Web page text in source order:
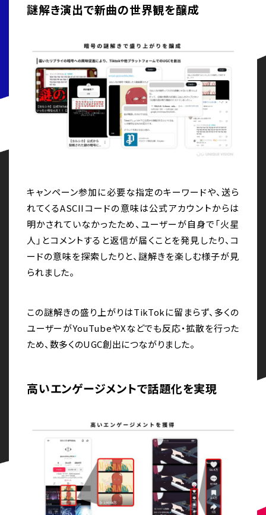
謎解き演出で新曲の世界観を醸成
キャンペーン参加に必要な指定のキーワードや、送ら
れてくるASCIIコードの意味は公式アカウントからは
明かされていなかったため、ユーザーが自身で「火星
人」とコメントすると返信が届くことを発見したり、コ
ードの意味を探索したりと、謎解きを楽しむ様子が見
られました。
この謎解きの盛り上がりはTikTokに留まらず、多くの
ユーザーがYouTubeやXなどでも反応・拡散を行った
ため、数多くのUGC創出につながりました。
高いエンゲージメントで話題化を実現